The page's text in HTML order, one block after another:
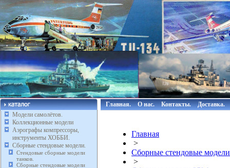
Модели самолётов.
Коллекционные модели
Аэрографы компрессоры,
инструменты ХОББИ.
Сборные стендовые модели.
Стендовые сборные модели
танков.
Сборные стендовые модели
Главная. О нас. Контакты. Доставка.
Главная
>
Сборные стендовые
>